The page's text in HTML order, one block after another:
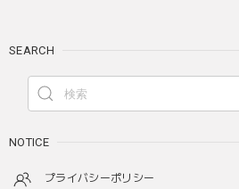
SEARCH
NOTICE
プライバシーポリシー